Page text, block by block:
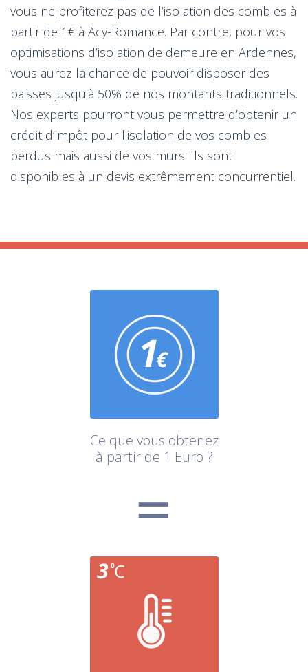
vous ne profiterez pas de l’isolation des combles à
partir de 1€ à Acy-Romance. Par contre, pour vos
optimisations d’isolation de demeure en Ardennes,
vous aurez la chance de pouvoir disposer des
baisses jusqu'à 50% de nos montants traditionnels.
Nos experts pourront vous permettre d’obtenir un
crédit d’impôt pour l'isolation de vos combles
perdus mais aussi de vos murs. Ils sont
disponibles à un devis extrêmement concurrentiel.
Ce que vous obtenez
à partir de 1 Euro ?